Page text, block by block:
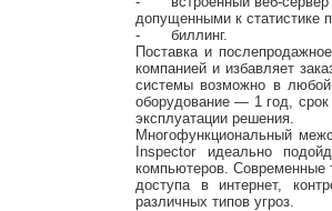
допущенными к статистике
-
биллинг.
Поставка и
компанией и избавляет
системы возможно в любой
оборудование — 1 год,
эксплуатации решения.
Многофункциональный
Inspector идеально
компьютеров. Современные
доступа в интернет,
различных типов угроз.